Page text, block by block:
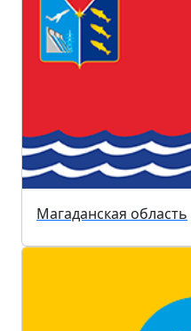
Магаданская область